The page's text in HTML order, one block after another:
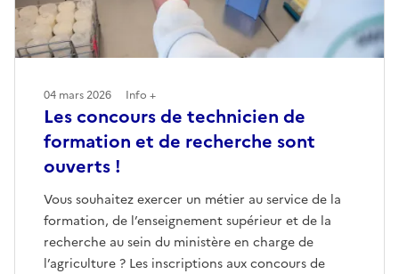
Les concours de technicien de
formation et de recherche sont
ouverts !
Vous souhaitez exercer un métier au service de la
formation, de l’enseignement supérieur et de la
recherche au sein du ministère en charge de
l’agriculture ? Les inscriptions aux concours de
04 mars 2026 Info +